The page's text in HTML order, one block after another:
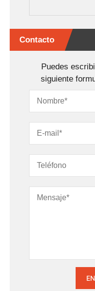
Contacto
Puedes
siguiente